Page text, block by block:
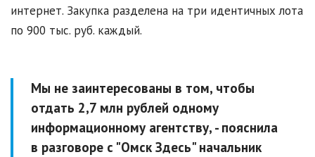
интернет. Закупка разделена на три идентичных лота
по 900 тыс. руб. каждый.
Мы не заинтересованы в том, чтобы
отдать 2,7 млн рублей одному
информационному агентству, - пояснила
в разговоре с "Омск Здесь" начальник